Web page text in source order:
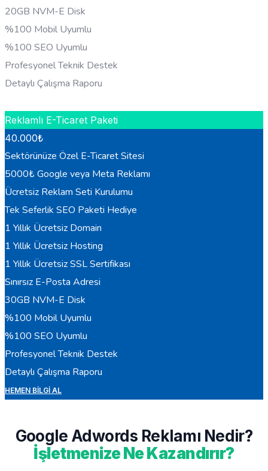
20GB NVM-E Disk
%100 Mobil Uyumlu
%100 SEO Uyumlu
Profesyonel Teknik Destek
Detaylı Çalışma Raporu
Reklamlı E-Ticaret Paketi
40.000₺
Sektörünüze Özel E-Ticaret Sitesi
5000₺ Google veya Meta Reklamı
Ücretsiz Reklam Seti Kurulumu
Tek Seferlik SEO Paketi Hediye
1 Yıllık Ücretsiz Domain
1 Yıllık Ücretsiz Hosting
1 Yıllık Ücretsiz SSL Sertifikası
Sınırsız E-Posta Adresi
30GB NVM-E Disk
%100 Mobil Uyumlu
%100 SEO Uyumlu
Profesyonel Teknik Destek
Detaylı Çalışma Raporu
HEMEN BILGI AL
Google Adwords Reklamı Nedir?
İşletmenize Ne Kazandırır?